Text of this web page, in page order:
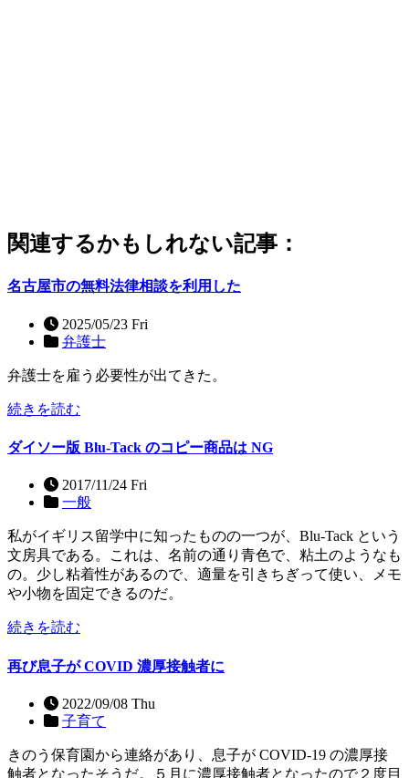
関連するかもしれない記事：
名古屋市の無料法律相談を利用した
2025/05/23 Fri
弁護士
弁護士を雇う必要性が出てきた。
続きを読む
ダイソー版 Blu-Tack のコピー商品は NG
2017/11/24 Fri
一般
私がイギリス留学中に知ったものの一つが、Blu-Tack という
文房具である。これは、名前の通り青色で、粘土のようなも
の。少し粘着性があるので、適量を引きちぎって使い、メモ
や小物を固定できるのだ。
続きを読む
再び息子が COVID 濃厚接触者に
2022/09/08 Thu
子育て
きのう保育園から連絡があり、息子が COVID-19 の濃厚接
触者となったそうだ。５月に濃厚接触者となったので２度目